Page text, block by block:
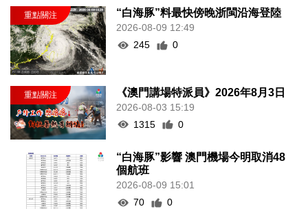
“白海豚”料最快傍晚浙閩沿海登陸
2026-08-09 12:49
245
0
《澳門講場特派員》2026年8月3日
2026-08-03 15:19
1315
0
“白海豚”影響 澳門機場今明取消48
個航班
2026-08-09 15:01
70
0